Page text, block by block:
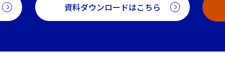
資料ダウンロードはこちら